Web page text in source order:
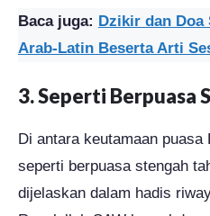
Baca juga: Dzikir dan
Arab-Latin Beserta Arti
3. Seperti Berpuasa
Di antara keutamaan
seperti berpuasa stengah
dijelaskan dalam hadis